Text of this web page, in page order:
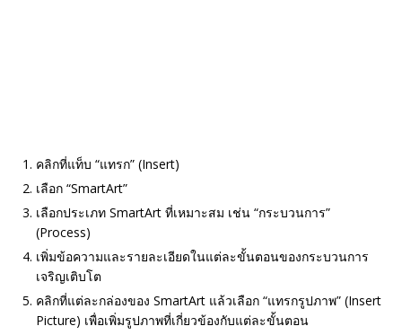
คลิกที่แท็บ “แทรก” (Insert)
เลือก “SmartArt”
เลือกประเภท SmartArt ที่เหมาะสม เช่น “กระบวนการ”
(Process)
เพิ่มข้อความและรายละเอียดในแต่ละขั้นตอนของกระบวนการ
เจริญเติบโต
คลิกที่แต่ละกล่องของ SmartArt แล้วเลือก “แทรกรูปภาพ” (Insert
Picture) เพื่อเพิ่มรูปภาพที่เกี่ยวข้องกับแต่ละขั้นตอน